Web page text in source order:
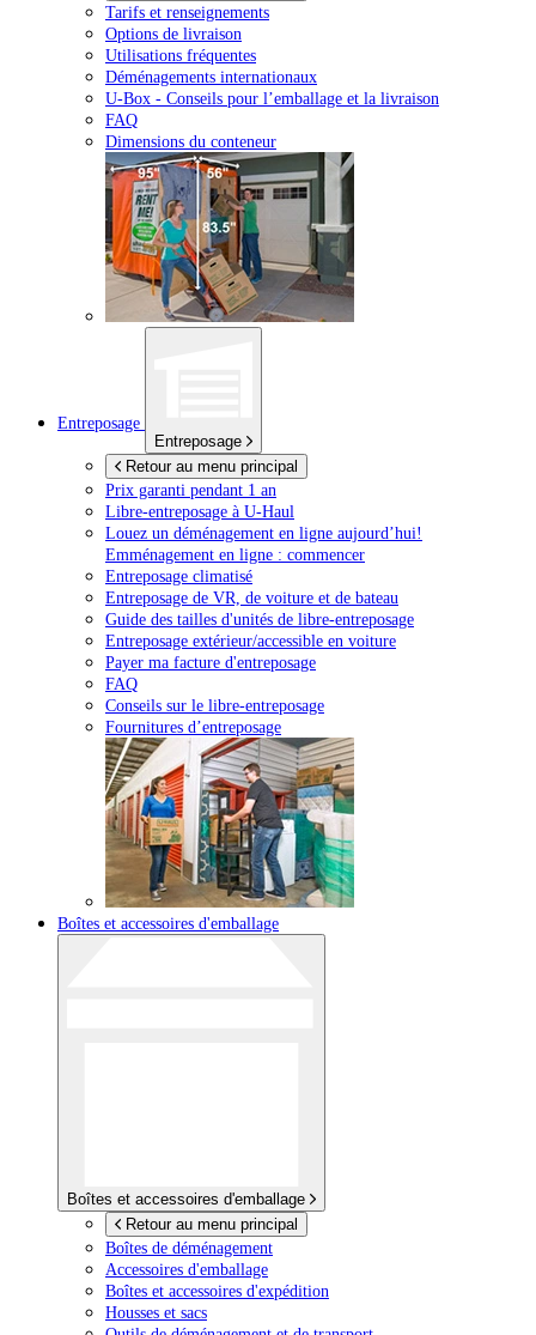
Tarifs et renseignements
Options de livraison
Utilisations fréquentes
Déménagements internationaux
U-Box - Conseils pour l’emballage et la livraison
FAQ
Dimensions du conteneur
Entreposage
Entreposage
Retour au menu principal
Prix garanti pendant 1 an
Libre-entreposage à U-Haul
Louez un déménagement en ligne aujourd’hui!
Emménagement en ligne : commencer
Entreposage climatisé
Entreposage de VR, de voiture et de bateau
Guide des tailles d'unités de libre-entreposage
Entreposage extérieur/accessible en voiture
Payer ma facture d'entreposage
FAQ
Conseils sur le libre-entreposage
Fournitures d’entreposage
Boîtes et accessoires d'emballage
Boîtes et accessoires d'emballage
Retour au menu principal
Boîtes de déménagement
Accessoires d'emballage
Boîtes et accessoires d'expédition
Housses et sacs